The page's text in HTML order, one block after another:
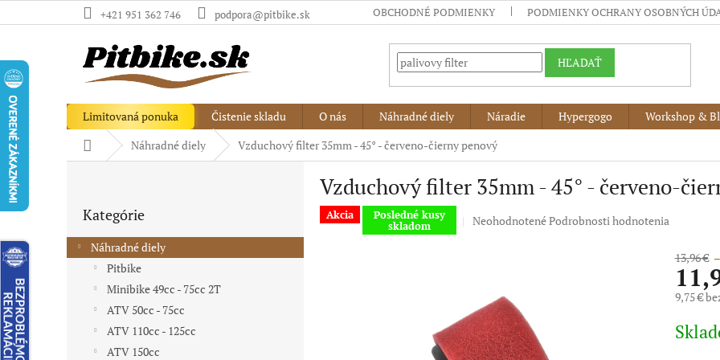
na
+421 951 362 746 podpora@pitbike.sk OBCHODNÉ PODMIENKY PODMIENKY OCHRANY OSOBNÝCH
HĽADAŤ
Limitovaná ponuka Čistenie skladu O nás Náhradné diely Náradie Hypergogo Workshop &
DomovNáhradné diely Vzduchový filter 35mm - 45° - červeno-čierny penový
ý
p
kategórie
Kategórie
Náhradné diely
Pitbike
Minibike 49cc - 75cc 2T
ATV 50cc - 75cc
ATV 110cc - 125cc
ATV 150cc
Vzduchový filter 35mm - 45° - červeno-
Akcia Posledné kusy
skladom
Priemerné
5
hviezdičiek.
NeohodnotenéPodrobnosti hodnotenia
13,96 €
9,75 €
cena: